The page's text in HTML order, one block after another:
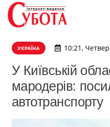
УКРАЇНА 10:21,
У Київській
мародерів:
автотранспорту